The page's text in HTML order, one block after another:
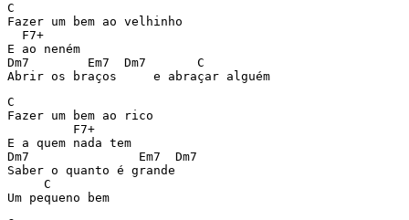
C
Fazer um bem ao velhinho
  F7+
E ao neném
Dm7        Em7  Dm7       C
Abrir os braços     e abraçar alguém
C
Fazer um bem ao rico
         F7+
E a quem nada tem
Dm7               Em7  Dm7
Saber o quanto é grande
     C
Um pequeno bem